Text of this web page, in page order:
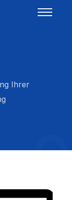
Ihrer